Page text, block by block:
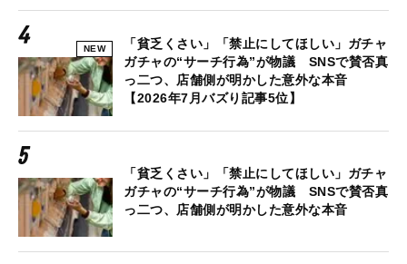
NEW
「貧乏くさい」「禁止にしてほしい」ガチャ
ガチャの“サーチ行為”が物議 SNSで賛否真
っ二つ、店舗側が明かした意外な本音
【2026年7月バズり記事5位】
「貧乏くさい」「禁止にしてほしい」ガチャ
ガチャの“サーチ行為”が物議 SNSで賛否真
っ二つ、店舗側が明かした意外な本音